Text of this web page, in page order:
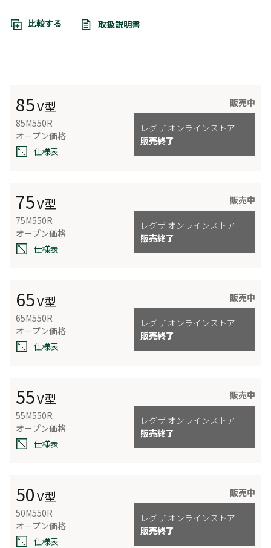
比較する 取扱説明書
85V型
85M550R
仕様表
オープン価格
販売中
レグザ オンラインストア
販売終了
75V型
75M550R
仕様表
オープン価格
販売中
レグザ オンラインストア
販売終了
65V型
65M550R
仕様表
オープン価格
販売中
レグザ オンラインストア
販売終了
55V型
55M550R
仕様表
オープン価格
販売中
レグザ オンラインストア
販売終了
50V型
50M550R
仕様表
オープン価格
販売中
レグザ オンラインストア
販売終了